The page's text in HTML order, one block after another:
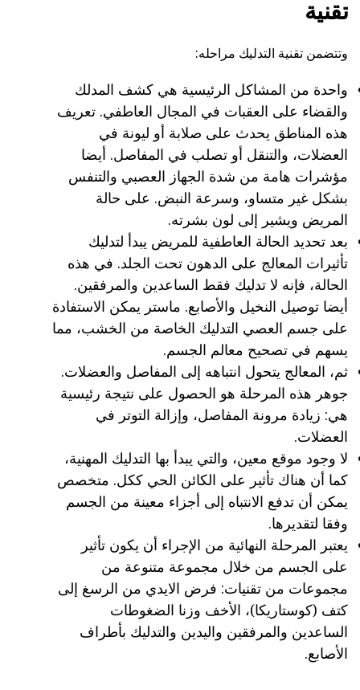
تقنية
وتتضمن تقنية التدليك مراحله:
واحدة من المشاكل الرئيسية هي كشف المدلك
والقضاء على العقبات في المجال العاطفي. تعريف
هذه المناطق يحدث على صلابة أو ليونة في
العضلات، والتنقل أو تصلب في المفاصل. أيضا
مؤشرات هامة من شدة الجهاز العصبي والتنفس
بشكل غير متساو، وسرعة النبض. على حالة
المريض ويشير إلى لون بشرته.
بعد تحديد الحالة العاطفية للمريض يبدأ لتدليك
تأثيرات المعالج على الدهون تحت الجلد. في هذه
الحالة، فإنه لا تدليك فقط الساعدين والمرفقين.
أيضا توصيل النخيل والأصابع. ماستر يمكن الاستفادة
على جسم العصي التدليك الخاصة من الخشب، مما
يسهم في تصحيح معالم الجسم.
ثم، المعالج يتحول انتباهه إلى المفاصل والعضلات.
جوهر هذه المرحلة هو الحصول على نتيجة رئيسية
هي: زيادة مرونة المفاصل، وإزالة التوتر في
العضلات.
لا وجود موقع معين، والتي يبدأ بها التدليك المهنية،
كما أن هناك تأثير على الكائن الحي ككل. متخصص
يمكن أن تدفع الانتباه إلى أجزاء معينة من الجسم
وفقا لتقديرها.
يعتبر المرحلة النهائية من الإجراء أن يكون تأثير
على الجسم من خلال مجموعة متنوعة من
مجموعات من تقنيات: فرض الايدي من الرسغ إلى
كتف (كوستاريكا)، الأخف وزنا الضغوطات
الساعدين والمرفقين واليدين والتدليك بأطراف
الأصابع.